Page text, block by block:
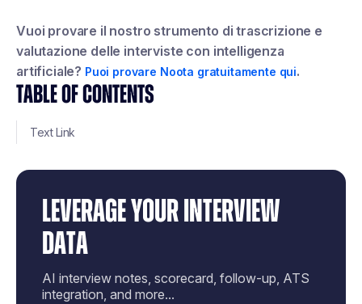
TABLE OF CONTENTS
Text Link
LEVERAGE YOUR INTERVIEW
DATA
AI interview notes, scorecard, follow-up, ATS
integration, and more...
Vuoi provare il nostro strumento di trascrizione e
valutazione delle interviste con intelligenza
artificiale? Puoi provare Noota gratuitamente qui.